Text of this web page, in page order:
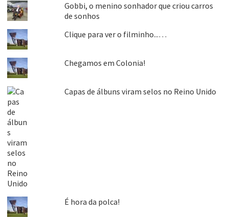
Gobbi, o menino sonhador que criou carros
de sonhos
Clique para ver o filminho...…
Chegamos em Colonia!
Capas de álbuns viram selos no Reino Unido
É hora da polca!